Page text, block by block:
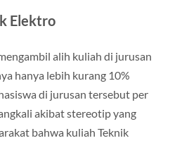
Elektro
alih kuliah di jurusan
hanya lebih kurang 10%
di jurusan tersebut per
akibat stereotip yang
bahwa kuliah Teknik